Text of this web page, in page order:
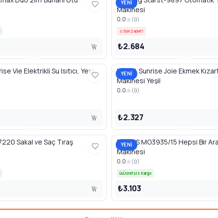
YENİ
Makinesi
0.0 (0)
Son 2 adet!
₺2.684
Vie Elektrikli Su Isıtıcı, Yeşil YENİ
UFESA Sunrise Joie Ekmek
Makinesi Yeşil
0.0 (0)
₺2.327
Sakal ve Saç Tıraş
YENİ
PHILIPS MG3935/15 Hepsi Bir
Makinesi
0.0 (0)
Ücretsiz Kargo
₺3.103